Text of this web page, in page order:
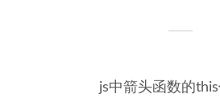
js中箭头函数的